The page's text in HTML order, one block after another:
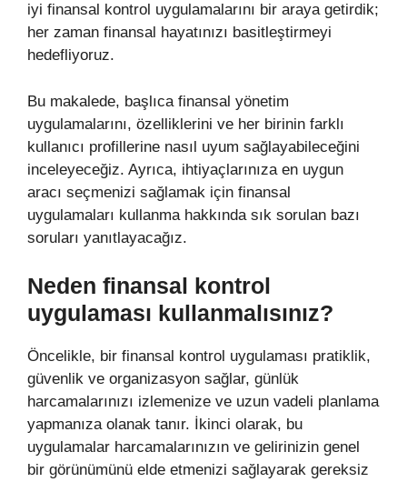
iyi finansal kontrol uygulamalarını bir araya getirdik;
her zaman finansal hayatınızı basitleştirmeyi
hedefliyoruz.
Bu makalede, başlıca finansal yönetim
uygulamalarını, özelliklerini ve her birinin farklı
kullanıcı profillerine nasıl uyum sağlayabileceğini
inceleyeceğiz. Ayrıca, ihtiyaçlarınıza en uygun
aracı seçmenizi sağlamak için finansal
uygulamaları kullanma hakkında sık sorulan bazı
soruları yanıtlayacağız.
Neden finansal kontrol
uygulaması kullanmalısınız?
Öncelikle, bir finansal kontrol uygulaması pratiklik,
güvenlik ve organizasyon sağlar, günlük
harcamalarınızı izlemenize ve uzun vadeli planlama
yapmanıza olanak tanır. İkinci olarak, bu
uygulamalar harcamalarınızın ve gelirinizin genel
bir görünümünü elde etmenizi sağlayarak gereksiz